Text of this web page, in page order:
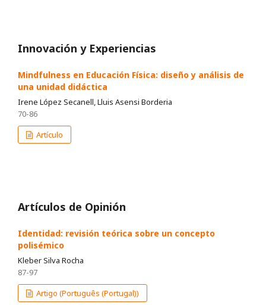
Innovación y Experiencias
Mindfulness en Educación Física: diseño y análisis de
una unidad didáctica
Irene López Secanell, Lluis Asensi Borderia
70-86
Artículo
Artículos de Opinión
Identidad: revisión teórica sobre un concepto
polisémico
Kleber Silva Rocha
87-97
Artigo (Português (Portugal))